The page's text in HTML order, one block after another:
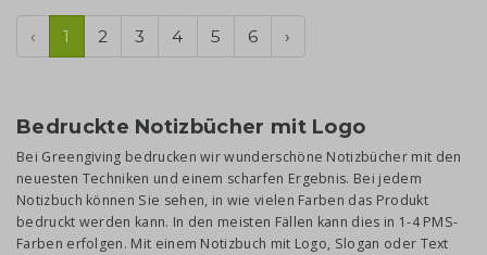
‹ 1 2 3 4 5 6 ›
Bedruckte Notizbücher mit Logo
Bei Greengiving bedrucken wir wunderschöne Notizbücher mit den
neuesten Techniken und einem scharfen Ergebnis. Bei jedem
Notizbuch können Sie sehen, in wie vielen Farben das Produkt
bedruckt werden kann. In den meisten Fällen kann dies in 1-4 PMS-
Farben erfolgen. Mit einem Notizbuch mit Logo, Slogan oder Text